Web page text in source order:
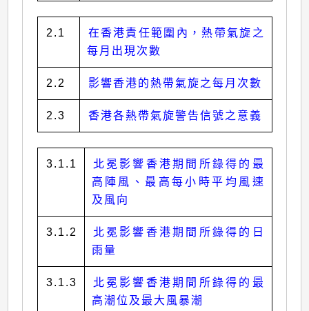
2.1
在香港責任範圍內，熱帶氣旋之
每月出現次數
2.2 影響香港的熱帶氣旋之每月次數
2.3 香港各熱帶氣旋警告信號之意義
3.1.1
北冕影響香港期間所錄得的最
高陣風、最高每小時平均風速
及風向
3.1.2
北冕影響香港期間所錄得的日
雨量
3.1.3
北冕影響香港期間所錄得的最
高潮位及最大風暴潮